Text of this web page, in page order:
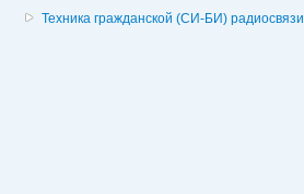
Техника гражданской (СИ-БИ) радиосвязи